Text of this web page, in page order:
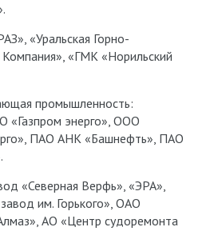
«Уральская Горно-
Компания», «ГМК «Норильский
промышленность:
«Газпром энерго», ООО
ПАО АНК «Башнефть», ПАО
«Северная Верфь», «ЭРА»,
им. Горького», ОАО
АО «Центр судоремонта